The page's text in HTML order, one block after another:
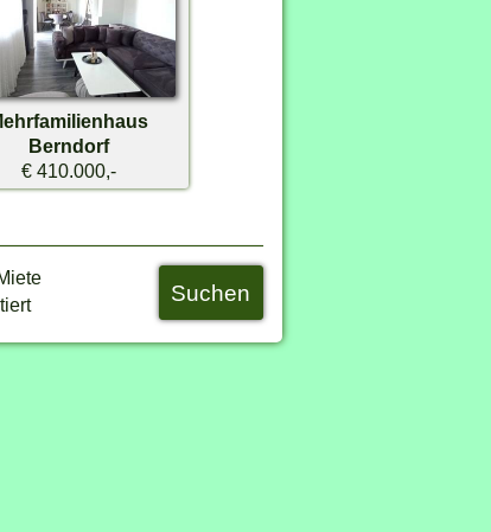
Berndorf
€ 410.000,-